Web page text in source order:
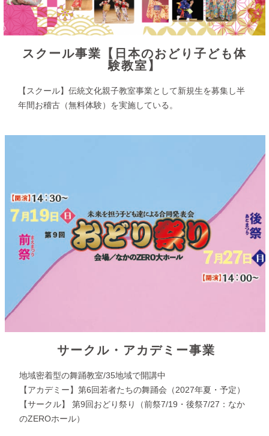
スクール事業【日本のおどり子ども体
験教室】
【スクール】 伝統文化親子教室事業として新規生を募集し半
年間お稽古（無料体験）を実施している。
サークル・アカデミー事業
地域密着型の舞踊教室/35地域で開講中
【アカデミー】第6回若者たちの舞踊会（2027年夏・予定）
【サークル】 第9回おどり祭り（前祭7/19・後祭7/27：なか
のZEROホール）